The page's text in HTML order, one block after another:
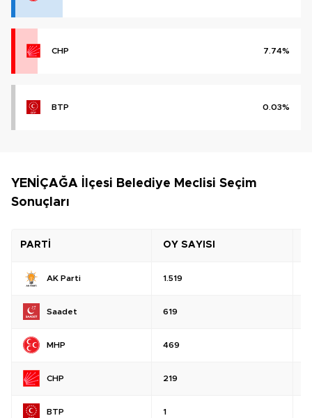
CHP 7.74%
BTP 0.03%
YENİÇAĞA İlçesi Belediye Meclisi Seçim
Sonuçları
PARTİ OY SAYISI
AK Parti 1.519
Saadet 619
MHP 469
CHP 219
BTP 1